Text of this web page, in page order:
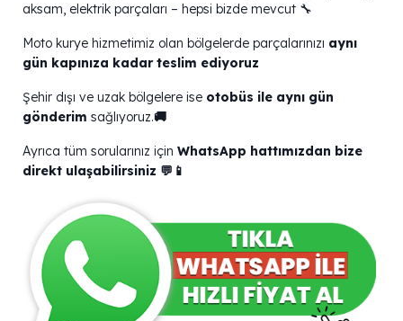
aksam, elektrik parçaları – hepsi bizde mevcut 🔧
Moto kurye hizmetimiz olan bölgelerde parçalarınızı aynı
gün kapınıza kadar teslim ediyoruz
Şehir dışı ve uzak bölgelere ise otobüs ile aynı gün
gönderim sağlıyoruz.🚚
Ayrıca tüm sorularınız için WhatsApp hattımızdan bize
direkt ulaşabilirsiniz 💬📱